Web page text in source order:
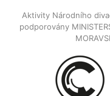
Aktivity Národního
podporovány